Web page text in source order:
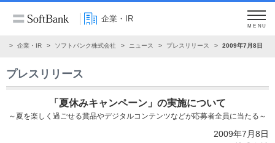
企業・IR
MENU
企業・IR ソフトバンク株式会社 ニュース プレスリリース 2009年7月8日
プレスリリース
「夏休みキャンペーン」の実施について
～夏を楽しく過ごせる賞品やデジタルコンテンツなどが応募者全員に当たる～
2009年7月8日